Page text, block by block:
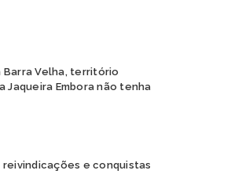
Barra Velha, território
Jaqueira Embora não tenha
e conquistas